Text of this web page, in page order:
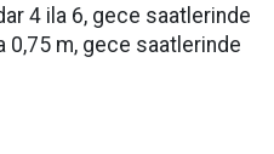
4 ila 6, gece saatlerinde
0,75 m, gece saatlerinde